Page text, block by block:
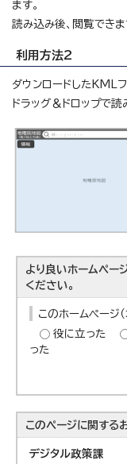
ます。
読み込み後、閲覧できま
利用方法2
ダウンロードしたKML
ドラッグ＆ドロップで読
より良いホームペー
ください。
このホームページ
役に立った
った
このページに関する
デジタル政策課